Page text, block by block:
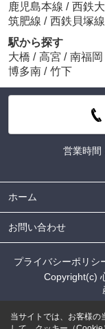
鹿児島本線 / 西鉄
筑肥線 / 西鉄貝塚線
駅から探す
大橋 / 高宮 / 南福岡
博多南 / 竹下
営業時間
ホーム
お問い合わせ
プライバシーポリシ
Copyright(c)
当サイトでは、お客様の